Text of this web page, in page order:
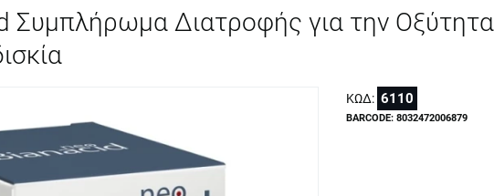
Συμπλήρωμα Διατροφής για την
ΚΩΔ: 6110
BARCODE: 8032472006879